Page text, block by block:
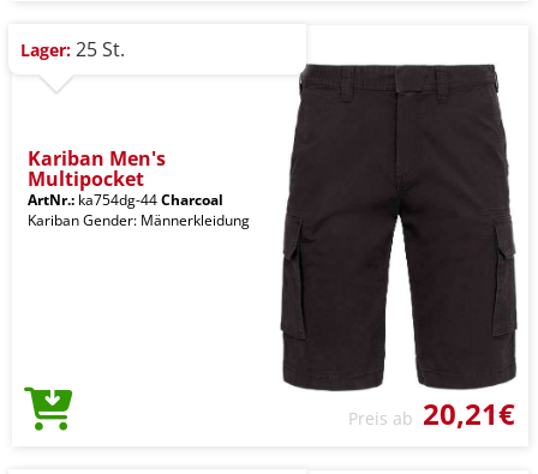
Lager: 25 St.
Kariban Men's
Multipocket
ArtNr.: ka754dg-44Charcoal
Kariban Gender: Männerkleidung
Preis ab 20,21€